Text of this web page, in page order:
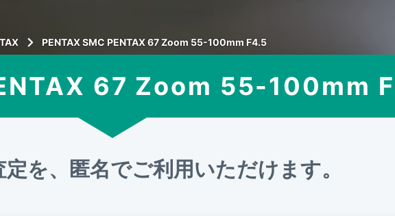
PENTAX SMC PENTAX 67 Zoom 55-100mm F4.5
67 Zoom 55-100mm
を、匿名でご利用いただけます。